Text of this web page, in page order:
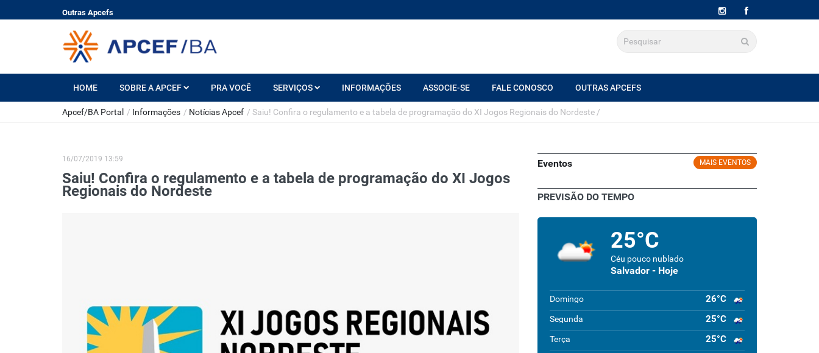
Outras Apcefs
HOME SOBRE A APCEF PRA VOCÊ SERVIÇOS INFORMAÇÕES ASSOCIE-SE FALE CONOSCO OUTRAS APCEFS
Apcef/BA Portal / Informações / Notícias Apcef / Saiu! Confira o regulamento e a tabela de programação do XI Jogos Regionais do Nordeste /
16/07/2019 13:59
Saiu! Confira o regulamento e a tabela de programação do XI Jogos
Regionais do Nordeste
MAIS EVENTOS
Eventos
PREVISÃO DO TEMPO
25°C
Céu pouco nublado
Salvador - Hoje
Domingo 26°C
Segunda 25°C
Terça 25°C